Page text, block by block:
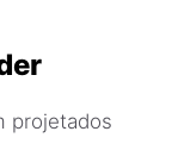
projetados